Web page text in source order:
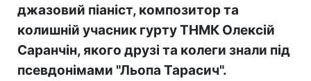
джазовий піаніст, композитор та
колишній учасник гурту ТНМК Олексій
Саранчін, якого друзі та колеги знали під
псевдонімами "Льопа Тарасич".